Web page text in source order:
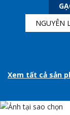
NGUYÊN
Xem tất cả sản